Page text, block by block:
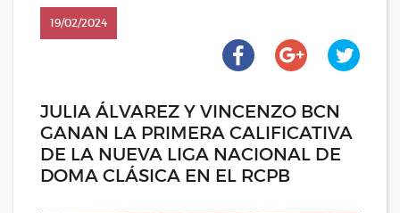
19/02/2024
JULIA ÁLVAREZ Y VINCENZO BCN
GANAN LA PRIMERA CALIFICATIVA
DE LA NUEVA LIGA NACIONAL DE
DOMA CLÁSICA EN EL RCPB